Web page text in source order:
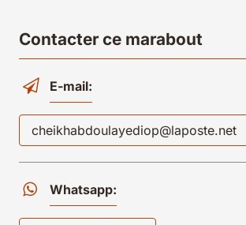
Contacter ce marabout
E-mail:
cheikhabdoulayediop@laposte.net
Whatsapp: